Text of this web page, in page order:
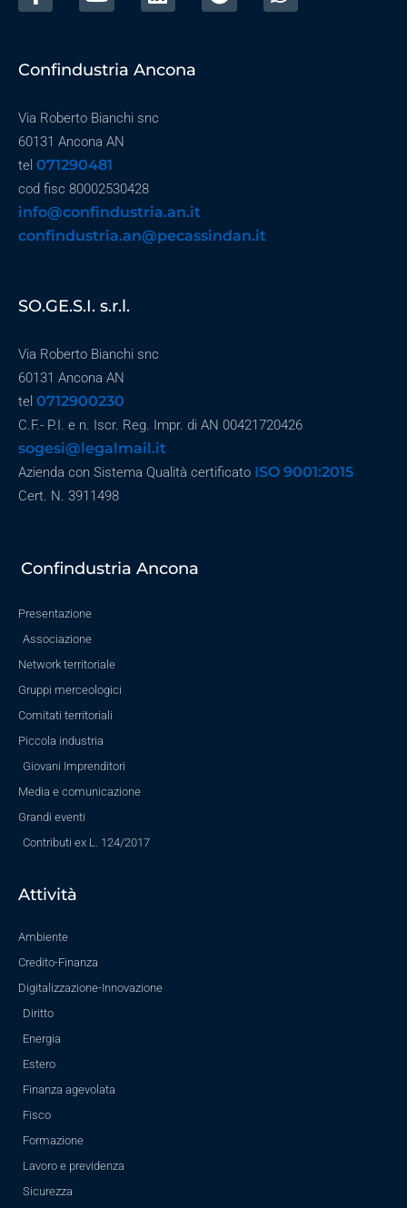
Confindustria Ancona
Via Roberto Bianchi snc
60131 Ancona AN
tel 071290481
cod fisc 80002530428
info@confindustria.an.it
confindustria.an@pecassindan.it
SO.GE.S.I. s.r.l.
Via Roberto Bianchi snc
60131 Ancona AN
tel 0712900230
C.F.- P.I. e n. Iscr. Reg. Impr. di AN 00421720426
sogesi@legalmail.it
Azienda con Sistema Qualità certificato ISO 9001:2015
Cert. N. 3911498
Confindustria Ancona
Presentazione
Associazione
Network territoriale
Gruppi merceologici
Comitati territoriali
Piccola industria
Giovani Imprenditori
Media e comunicazione
Grandi eventi
Contributi ex L. 124/2017
Attività
Ambiente
Credito-Finanza
Digitalizzazione-Innovazione
Diritto
Energia
Estero
Finanza agevolata
Fisco
Formazione
Lavoro e previdenza
Sicurezza